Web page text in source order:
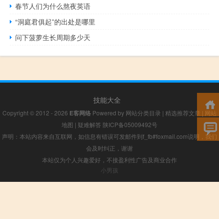
春节人们为什么熬夜英语
“洞庭君俱起”的出处是哪里
问下菠萝生长周期多少天
技能大全
Copyright © 2012 - 2026 E客网络 Powered by 网站分类目录 | 精选推荐文章 | 网站
地图 | 疑难解答 陕ICP备05009492号
声明：本站内容来自互联网，如信息有错误可发邮件到f_fb#foxmail.com说明，我们
会及时纠正，谢谢
本站仅为个人兴趣爱好，不接盈利性广告及商业合作
小男孩